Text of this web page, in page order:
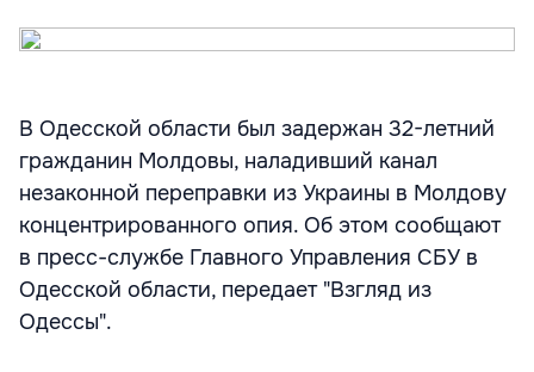
В Одесской области был задержан 32-летний
гражданин Молдовы, наладивший канал
незаконной переправки из Украины в Молдову
концентрированного опия. Об этом сообщают
в пресс-службе Главного Управления СБУ в
Одесской области, передает "Взгляд из
Одессы".